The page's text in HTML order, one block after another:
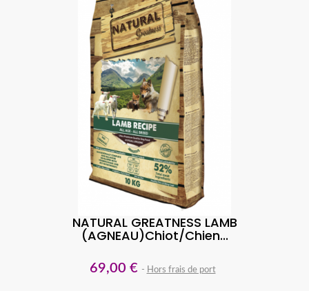
NATURAL GREATNESS LAMB
(AGNEAU)Chiot/Chien...
69,00 € Hors frais de port